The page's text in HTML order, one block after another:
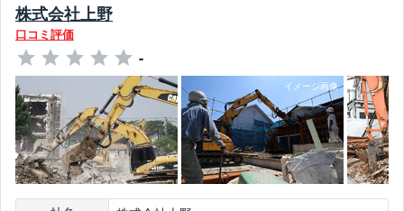
株式会社上野
口コミ評価
-